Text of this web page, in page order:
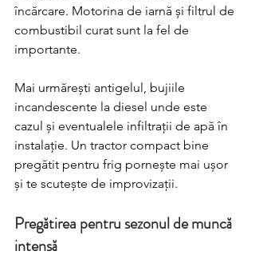
încărcare. Motorina de iarnă și filtrul de
combustibil curat sunt la fel de
importante.
Mai urmărești antigelul, bujiile
incandescente la diesel unde este
cazul și eventualele infiltrații de apă în
instalație. Un tractor compact bine
pregătit pentru frig pornește mai ușor
și te scutește de improvizații.
Pregătirea pentru sezonul de muncă
intensă